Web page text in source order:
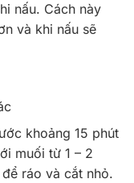
nấu. Cách này
và khi nấu sẽ
khoảng 15 phút
muối từ 1 – 2
ráo và cắt nhỏ.